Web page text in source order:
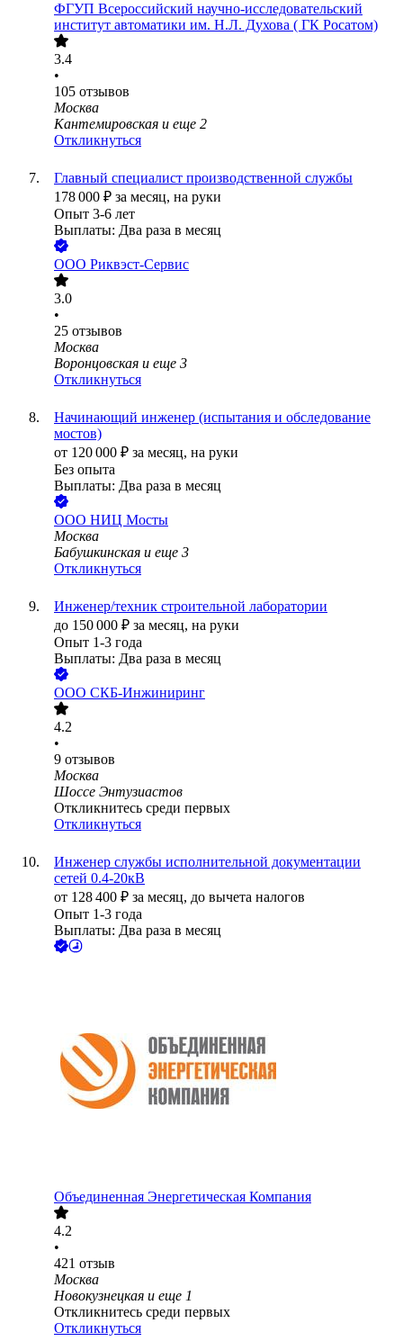
ФГУП Всероссийский научно-исследовательский
институт автоматики им. Н.Л. Духова ( ГК Росатом)
3.4
•
105 отзывов
Москва
Кантемировская и еще 2
Откликнуться
Главный специалист производственной службы
178 000 ₽ за месяц, на руки
Опыт 3-6 лет
Выплаты: Два раза в месяц
ООО Риквэст-Сервис
3.0
•
25 отзывов
Москва
Воронцовская и еще 3
Откликнуться
Начинающий инженер (испытания и обследование
мостов)
от 120 000 ₽ за месяц, на руки
Без опыта
Выплаты: Два раза в месяц
ООО НИЦ Мосты
Москва
Бабушкинская и еще 3
Откликнуться
Инженер/техник строительной лаборатории
до 150 000 ₽ за месяц, на руки
Опыт 1-3 года
Выплаты: Два раза в месяц
ООО СКБ-Инжиниринг
4.2
•
9 отзывов
Москва
Шоссе Энтузиастов
Откликнитесь среди первых
Откликнуться
Инженер службы исполнительной документации
сетей 0.4-20кВ
от 128 400 ₽ за месяц, до вычета налогов
Опыт 1-3 года
Выплаты: Два раза в месяц
Объединенная Энергетическая Компания
4.2
•
421 отзыв
Москва
Новокузнецкая и еще 1
Откликнитесь среди первых
Откликнуться